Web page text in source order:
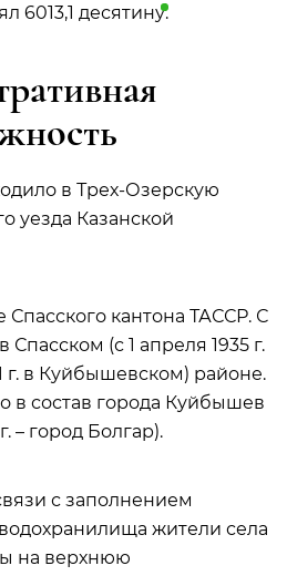
6013,1 десятину.
в Трех-Озерскую
уезда Казанской
Спасского кантона ТАССР. С
Спасском (с 1 апреля 1935 г.
г. в Куйбышевском) районе.
в состав города Куйбышев
– город Болгар).
с заполнением
жители села
на верхнюю